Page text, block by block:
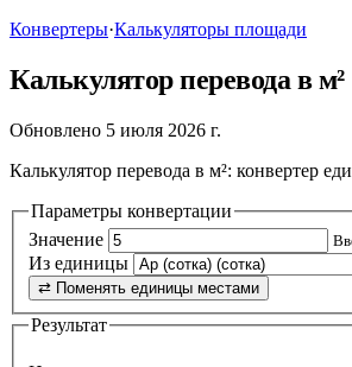
Конвертеры·Калькуляторы площади
Калькулятор перевода в м²
Обновлено 5 июля 2026 г.
Калькулятор перевода в м²: конвертер
Параметры конвертации
Значение
Из единицы
⇄ Поменять единицы местами
Результат